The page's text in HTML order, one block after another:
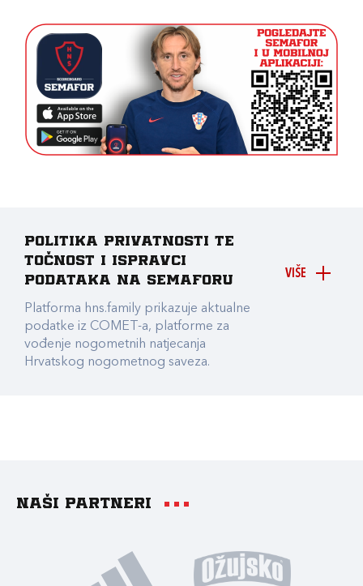
VIŠE
Politika privatnosti te
točnost i ispravci
podataka na Semaforu
Platforma hns.family prikazuje aktualne
podatke iz COMET-a, platforme za
vođenje nogometnih natjecanja
Hrvatskog nogometnog saveza.
Naši partneri